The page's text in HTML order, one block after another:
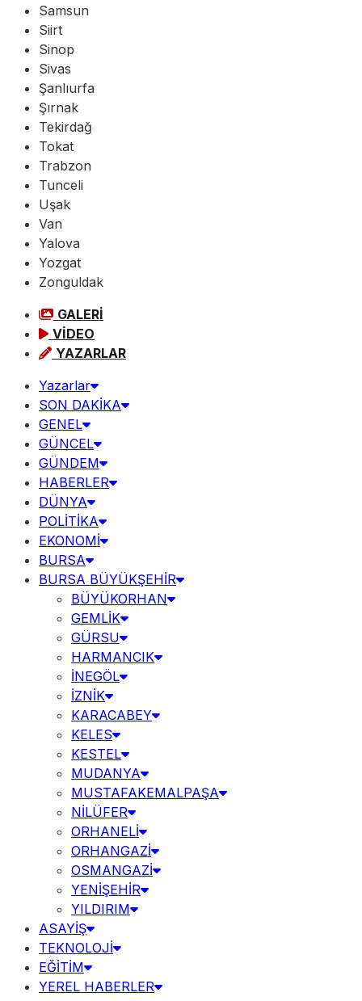
Samsun
Siirt
Sinop
Sivas
Şanlıurfa
Şırnak
Tekirdağ
Tokat
Trabzon
Tunceli
Uşak
Van
Yalova
Yozgat
Zonguldak
GALERİ
VİDEO
YAZARLAR
Yazarlar
SON DAKİKA
GENEL
GÜNCEL
GÜNDEM
HABERLER
DÜNYA
POLİTİKA
EKONOMİ
BURSA
BURSA BÜYÜKŞEHİR
BÜYÜKORHAN
GEMLİK
GÜRSU
HARMANCIK
İNEGÖL
İZNİK
KARACABEY
KELES
KESTEL
MUDANYA
MUSTAFAKEMALPAŞA
NİLÜFER
ORHANELİ
ORHANGAZİ
OSMANGAZİ
YENİŞEHİR
YILDIRIM
ASAYİŞ
TEKNOLOJİ
EĞİTİM
YEREL HABERLER